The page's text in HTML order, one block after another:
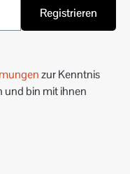
Registrieren
zur Kenntnis
und bin mit ihnen